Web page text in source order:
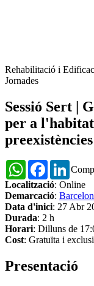
Rehabilitació i
Jornades
Sessió Sert |
per a
preexistències
WhatsAppFacebook
Localització: Online
Demarcació:
Data d'inici: 27 Abr
Durada: 2 h
Horari: Dilluns de
Cost: Gratuïta i
Presentació